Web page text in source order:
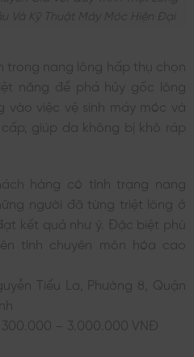
Và Kỹ Thuật Máy Móc Hiện Đại
trong nang lông hấp thụ chọn
năng để phá hủy gốc lông
vào việc vệ sinh máy móc và
giúp da không bị khô ráp
hàng có tình trạng nang
người đã từng triệt lông ở
kết quả như ý. Đặc biệt phù
tính chuyên môn hóa cao
Tiểu La, Phường 8, Quận
300.000 – 3.000.000 VNĐ